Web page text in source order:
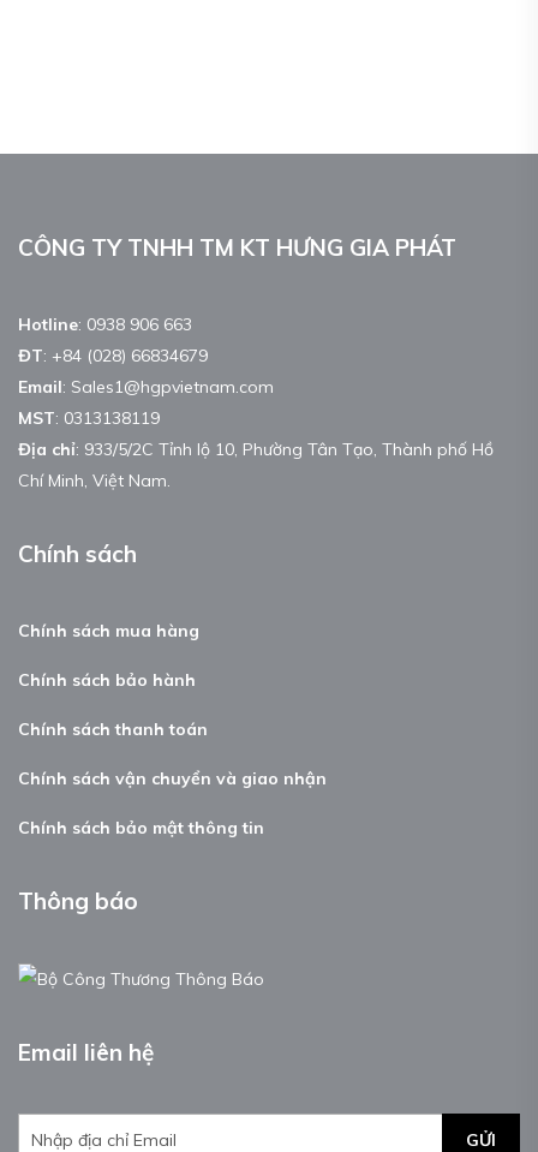
CÔNG TY TNHH TM KT HƯNG GIA PHÁT
Hotline: 0938 906 663
ĐT: +84 (028) 66834679
Email: Sales1@hgpvietnam.com
MST: 0313138119
Địa chỉ: 933/5/2C Tỉnh lộ 10, Phường Tân Tạo, Thành phố Hồ
Chí Minh, Việt Nam.
Chính sách
Chính sách mua hàng
Chính sách bảo hành
Chính sách thanh toán
Chính sách vận chuyển và giao nhận
Chính sách bảo mật thông tin
Thông báo
Email liên hệ
GỬI